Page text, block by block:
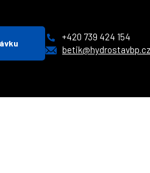
+420 739 424 154
betik@hydrostavbp.cz